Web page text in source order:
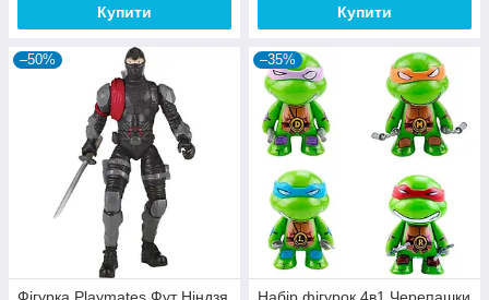
Купити Купити
–50% –35%